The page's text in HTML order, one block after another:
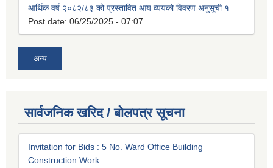
आर्थिक वर्ष २०८२/८३ को प्रस्तावित आय व्ययको विवरण अनुसूची १
Post date: 06/25/2025 - 07:07
अन्य
सार्वजनिक खरिद / बोलपत्र सूचना
Invitation for Bids : 5 No. Ward Office Building
Construction Work